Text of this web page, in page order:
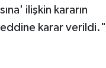
ilişkin kararın
karar verildi."